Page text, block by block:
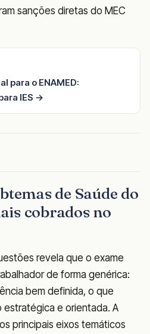
sanções diretas do MEC
para o ENAMED:
IES →
de Saúde do
cobrados no
revela que o exame
de forma genérica:
bem definida, o que
e orientada. A
principais eixos temáticos